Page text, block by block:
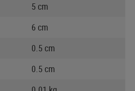
5 cm
6 cm
0.5 cm
0.5 cm